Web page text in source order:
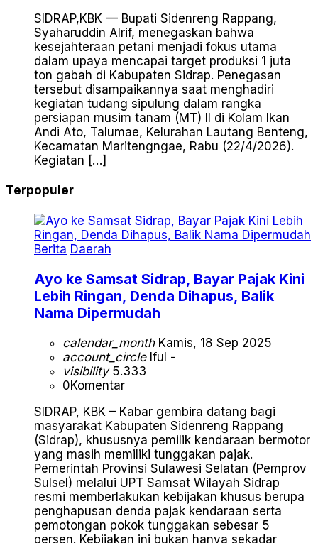
SIDRAP,KBK — Bupati Sidenreng Rappang,
Syaharuddin Alrif, menegaskan bahwa
kesejahteraan petani menjadi fokus utama
dalam upaya mencapai target produksi 1 juta
ton gabah di Kabupaten Sidrap. Penegasan
tersebut disampaikannya saat menghadiri
kegiatan tudang sipulung dalam rangka
persiapan musim tanam (MT) II di Kolam Ikan
Andi Ato, Talumae, Kelurahan Lautang Benteng,
Kecamatan Maritengngae, Rabu (22/4/2026).
Kegiatan […]
Terpopuler
Berita Daerah
Ayo ke Samsat Sidrap, Bayar Pajak Kini
Lebih Ringan, Denda Dihapus, Balik
Nama Dipermudah
calendar_monthKamis, 18 Sep 2025
account_circleIful -
visibility5.333
0Komentar
SIDRAP, KBK – Kabar gembira datang bagi
masyarakat Kabupaten Sidenreng Rappang
(Sidrap), khususnya pemilik kendaraan bermotor
yang masih memiliki tunggakan pajak.
Pemerintah Provinsi Sulawesi Selatan (Pemprov
Sulsel) melalui UPT Samsat Wilayah Sidrap
resmi memberlakukan kebijakan khusus berupa
penghapusan denda pajak kendaraan serta
pemotongan pokok tunggakan sebesar 5
persen. Kebijakan ini bukan hanya sekadar